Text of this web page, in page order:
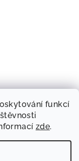
funkcí
zde.